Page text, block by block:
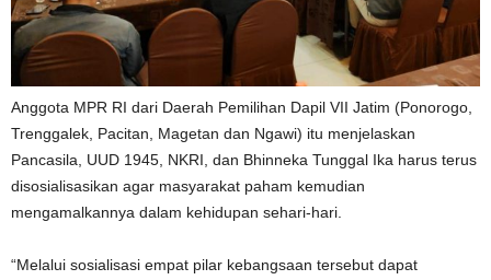
Anggota MPR RI dari Daerah Pemilihan Dapil VII Jatim (Ponorogo,
Trenggalek, Pacitan, Magetan dan Ngawi) itu menjelaskan
Pancasila, UUD 1945, NKRI, dan Bhinneka Tunggal Ika harus terus
disosialisasikan agar masyarakat paham kemudian
mengamalkannya dalam kehidupan sehari-hari.
“Melalui sosialisasi empat pilar kebangsaan tersebut dapat